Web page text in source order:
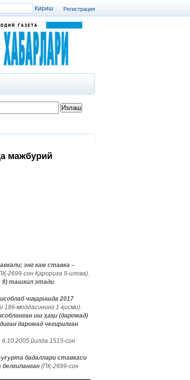
Регистрация
мажбурий
энг кам ставка –
2699-сон Қарорига 9-илова).
9) ташкил этади
чиқаришда 2017
186-моддасининг 1-қисми).
иш ҳақи (даромад)
даромад чегирилган
йилда 1515-сон
бадаллари ставкаси
(ПҚ-2699-сон